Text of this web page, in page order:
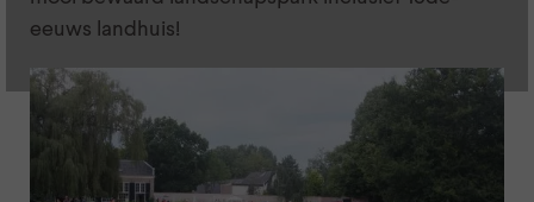
eeuws landhuis!